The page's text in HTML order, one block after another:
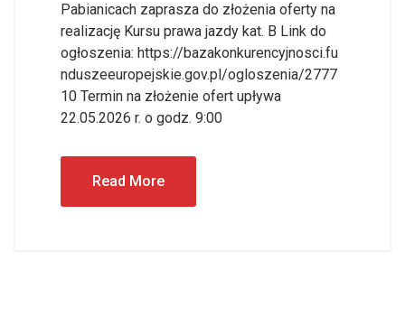
Pabianicach zaprasza do złożenia oferty na
realizację Kursu prawa jazdy kat. B Link do
ogłoszenia: https://bazakonkurencyjnosci.fu
nduszeeuropejskie.gov.pl/ogloszenia/2777
10 Termin na złożenie ofert upływa
22.05.2026 r. o godz. 9:00
Read More